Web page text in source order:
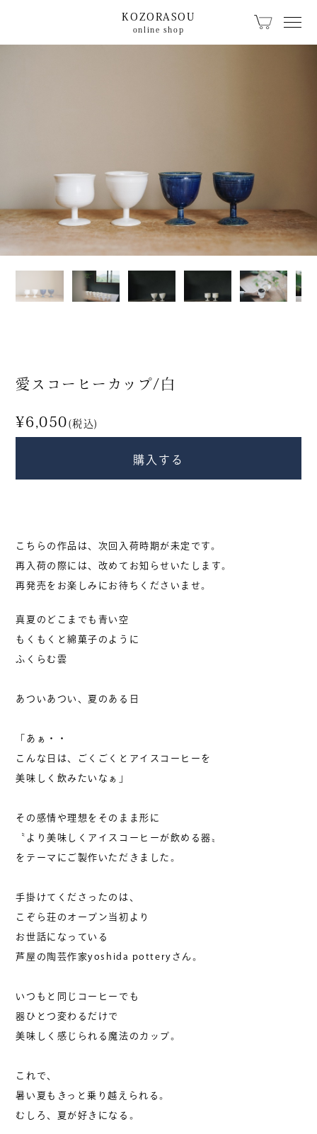
KOZORASOU
online shop
キッチン食卓 ベビー用品
文具 珈琲・器具
生活日用品 籠
期間限定
カテゴリー別人気商品
お問い合わせは営業中のお電話のみ
お承りいたしております。
愛スコーヒーカップ/白
¥6,050 (税込)
購入する
こちらの作品は、次回入荷時期が未定です。
再入荷の際には、改めてお知らせいたします。
再発売をお楽しみにお待ちくださいませ。
真夏のどこまでも青い空
もくもくと綿菓子のように
ふくらむ雲
あついあつい、夏のある日
「あぁ・・
こんな日は、ごくごくとアイスコーヒーを
美味しく飲みたいなぁ」
その感情や理想をそのまま形に
〝より美味しくアイスコーヒーが飲める器〟
をテーマにご製作いただきました。
手掛けてくださったのは、
こぞら荘のオープン当初より
お世話になっている
芦屋の陶芸作家yoshida potteryさん。
いつもと同じコーヒーでも
器ひとつ変わるだけで
美味しく感じられる魔法のカップ。
これで、
暑い夏もきっと乗り越えられる。
むしろ、夏が好きになる。